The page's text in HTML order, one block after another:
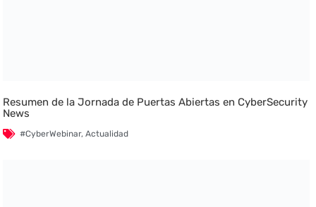
Resumen de la Jornada de Puertas Abiertas en CyberSecurity
News
#CyberWebinar,Actualidad